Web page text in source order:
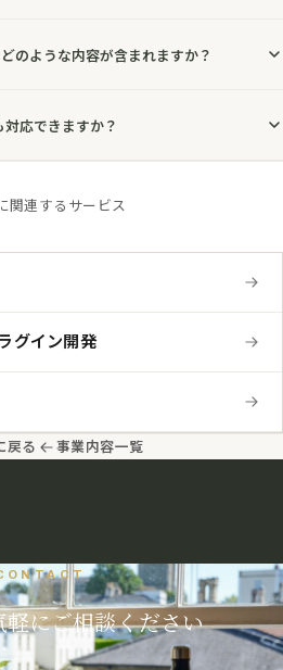
、別途お見積もりとなります。
日以内、ライトプランでは2営業日以内の
す。
のような内容が含まれますか？
ートをご提出します。
）の初期設定がまだの場合は、オプショ
応できますか？
イトや、Shopify・MakeShopなどのASP
対応が可能です。
関連するサービス
グイン開発
戻る 事業内容一覧
にご相談ください